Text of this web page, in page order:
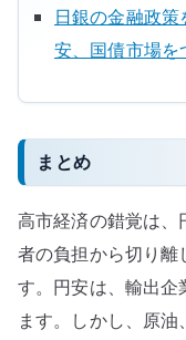
日銀の金融政
安、国債市場を
まとめ
高市経済の錯覚は
者の負担から切り離
す。円安は、輸出企
ます。しかし、原